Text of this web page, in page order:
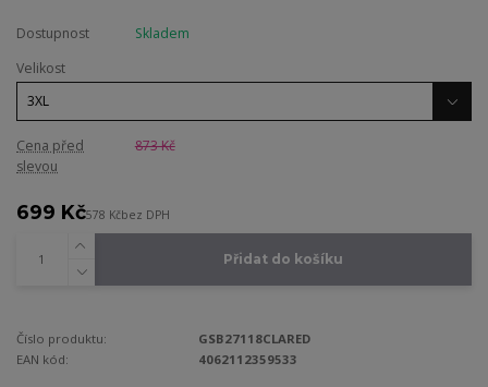
Dostupnost
Skladem
Velikost
Cena před
slevou
873 Kč
699 Kč578 Kčbez DPH
Přidat do košíku
Číslo produktu:
GSB27118CLARED
EAN kód:
4062112359533